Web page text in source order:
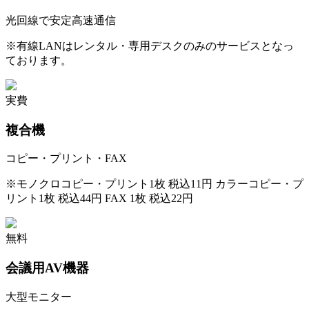
光回線で安定高速通信
※有線LANはレンタル・専用デスクのみのサービスとなっ
ております。
実費
複合機
コピー・プリント・FAX
※モノクロコピー・プリント1枚 税込11円 カラーコピー・プ
リント1枚 税込44円 FAX 1枚 税込22円
無料
会議用AV機器
大型モニター